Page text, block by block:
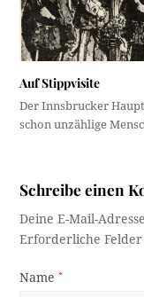
Auf Stippvisite
Der Innsbrucker
schon unzählige
Schreibe einen
Deine E-Mail-
Erforderliche
Name*